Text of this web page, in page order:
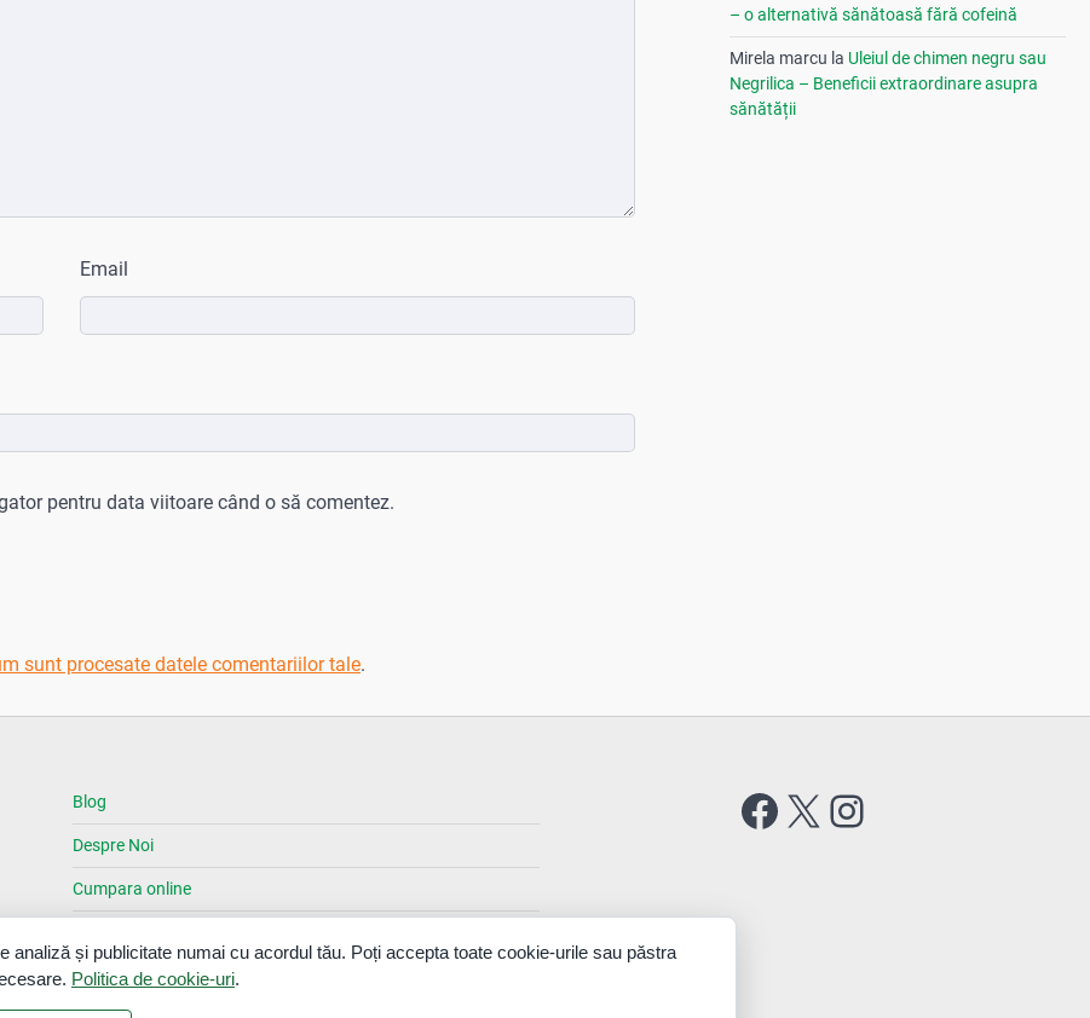
Email
pentru data viitoare când o să comentez.
sunt procesate datele comentariilor tale.
– o alternativă sănătoasă fără cofeină
Mirela marcu la Uleiul de chimen negru sau
Negrilica – Beneficii extraordinare asupra
sănătății
Blog
Despre Noi
Cumpara online
Contact
Facebook
X Instagram
analiză și publicitate numai cu acordul tău. Poți accepta toate cookie-urile sau păstra
Politica de cookie-uri.